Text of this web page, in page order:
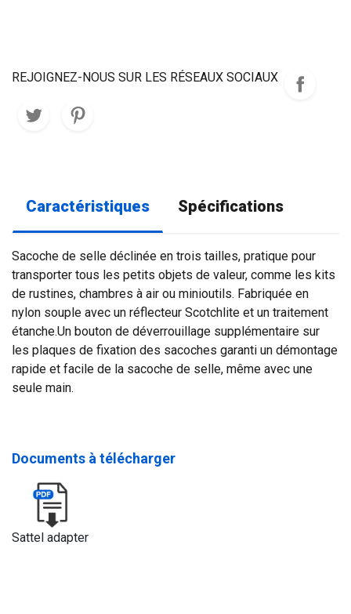
REJOIGNEZ-NOUS SUR LES RÉSEAUX SOCIAUX
Caractéristiques Spécifications
Sacoche de selle déclinée en trois tailles, pratique pour
transporter tous les petits objets de valeur, comme les kits
de rustines, chambres à air ou minioutils. Fabriquée en
nylon souple avec un réflecteur Scotchlite et un traitement
étanche.Un bouton de déverrouillage supplémentaire sur
les plaques de fixation des sacoches garanti un démontage
rapide et facile de la sacoche de selle, même avec une
seule main.
Documents à télécharger
Sattel adapter